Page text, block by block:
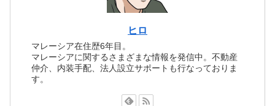
ヒロ
マレーシア在住歴6年目。
マレーシアに関するさまざまな情報を発信中。不動産
仲介、内装手配、法人設立サポートも行なっておりま
す。